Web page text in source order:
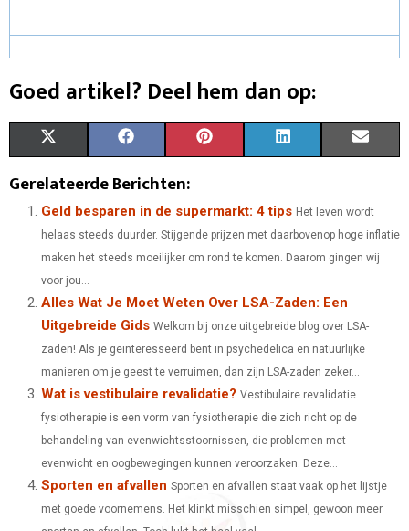
Goed artikel? Deel hem dan op:
A
R
O
N
T
W
T
T
E
R
)
A
R
O
C
E
O
K
R
O
N
T
R
S
T
A
R
O
N
K
D
N
R
I
Gerelateerde Berichten:
Geld besparen in de supermarkt: 4 tips Het leven wordt
helaas steeds duurder. Stijgende prijzen met daarbovenop hoge inflatie
maken het steeds moeilijker om rond te komen. Daarom gingen wij
voor jou...
Alles Wat Je Moet Weten Over LSA-Zaden: Een
Uitgebreide Gids Welkom bij onze uitgebreide blog over LSA-
zaden! Als je geïnteresseerd bent in psychedelica en natuurlijke
manieren om je geest te verruimen, dan zijn LSA-zaden zeker...
Wat is vestibulaire revalidatie? Vestibulaire revalidatie
fysiotherapie is een vorm van fysiotherapie die zich richt op de
behandeling van evenwichtsstoornissen, die problemen met
evenwicht en oogbewegingen kunnen veroorzaken. Deze...
Sporten en afvallen Sporten en afvallen staat vaak op het lijstje
met goede voornemens. Het klinkt misschien simpel, gewoon meer